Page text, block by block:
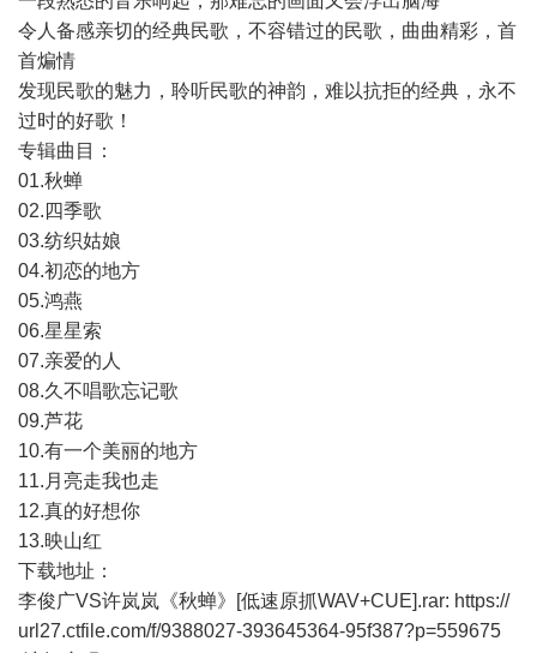
令人备感亲切的经典民歌，不容错过的民歌，曲曲精彩，首
首煸情
发现民歌的魅力，聆听民歌的神韵，难以抗拒的经典，永不
过时的好歌！
专辑曲目：
01.秋蝉
02.四季歌
03.纺织姑娘
04.初恋的地方
05.鸿燕
06.星星索
07.亲爱的人
08.久不唱歌忘记歌
09.芦花
10.有一个美丽的地方
11.月亮走我也走
12.真的好想你
13.映山红
下载地址：
李俊广VS许岚岚《秋蝉》[低速原抓WAV+CUE].rar: https://
url27.ctfile.com/f/9388027-393645364-95f387?p=559675